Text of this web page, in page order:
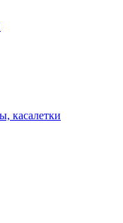
касалетки